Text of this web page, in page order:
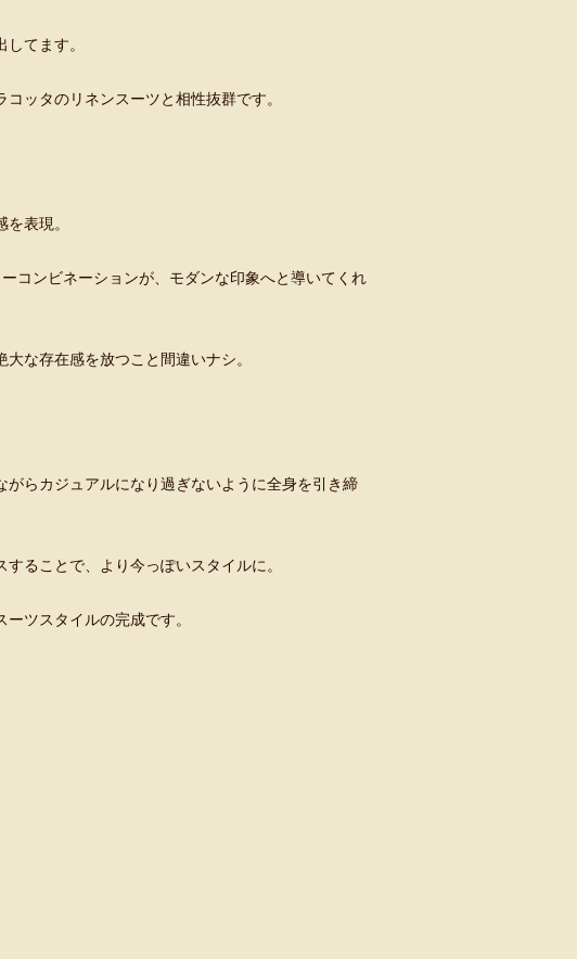
てます。
ッタのリネンスーツと相性抜群です。
表現。
コンビネーションが、モダンな印象へと導いてくれ
な存在感を放つこと間違いナシ。
らカジュアルになり過ぎないように全身を引き締
ることで、より今っぽいスタイルに。
ツスタイルの完成です。